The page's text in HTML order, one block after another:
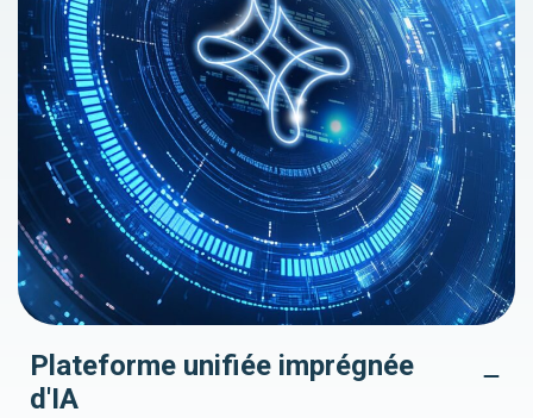
Plateforme unifiée imprégnée
d'IA